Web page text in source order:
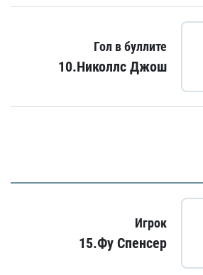
Гол в буллите
10.Николлс Джош
Игрок
15.Фу Спенсер